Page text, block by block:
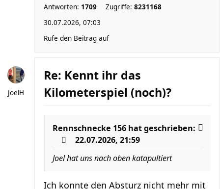
Antworten: 1709 Zugriffe: 8231168
30.07.2026, 07:03
Rufe den Beitrag auf
JoelH
Re: Kennt ihr das
Kilometerspiel (noch)?
Rennschnecke 156 hat geschrieben:
22.07.2026, 21:59
Joel hat uns nach oben katapultiert
Ich konnte den Absturz nicht mehr mit